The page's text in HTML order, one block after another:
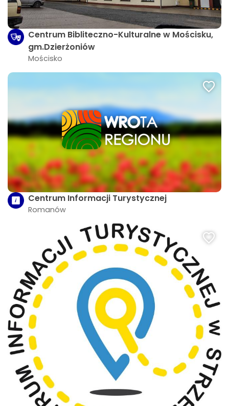
Centrum Bibliteczno-Kulturalne w Mościsku,
gm.Dzierżoniów
Mościsko
Centrum Informacji Turystycznej
Romanów